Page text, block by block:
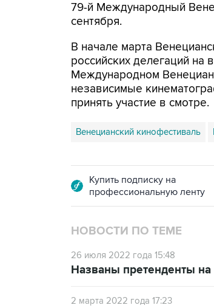
79-й Международный
сентября.
В начале марта
российских делегаций на
Международном
независимые
принять участие в смотре.
Венецианский кинофестиваль
Купить подписку на
профессиональную ленту
НОВОСТИ ПО ТЕМЕ
26 июля 2022 года 15:48
Названы претенденты
2 марта 2022 года 17:23